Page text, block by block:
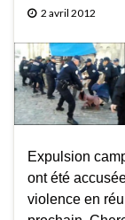
2 avril 2012
Expulsion
ont été
violence en